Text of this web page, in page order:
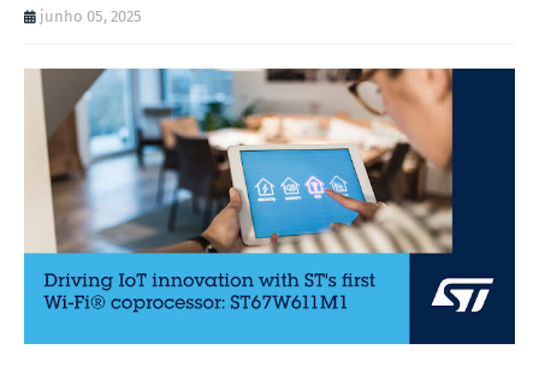
junho 05, 2025